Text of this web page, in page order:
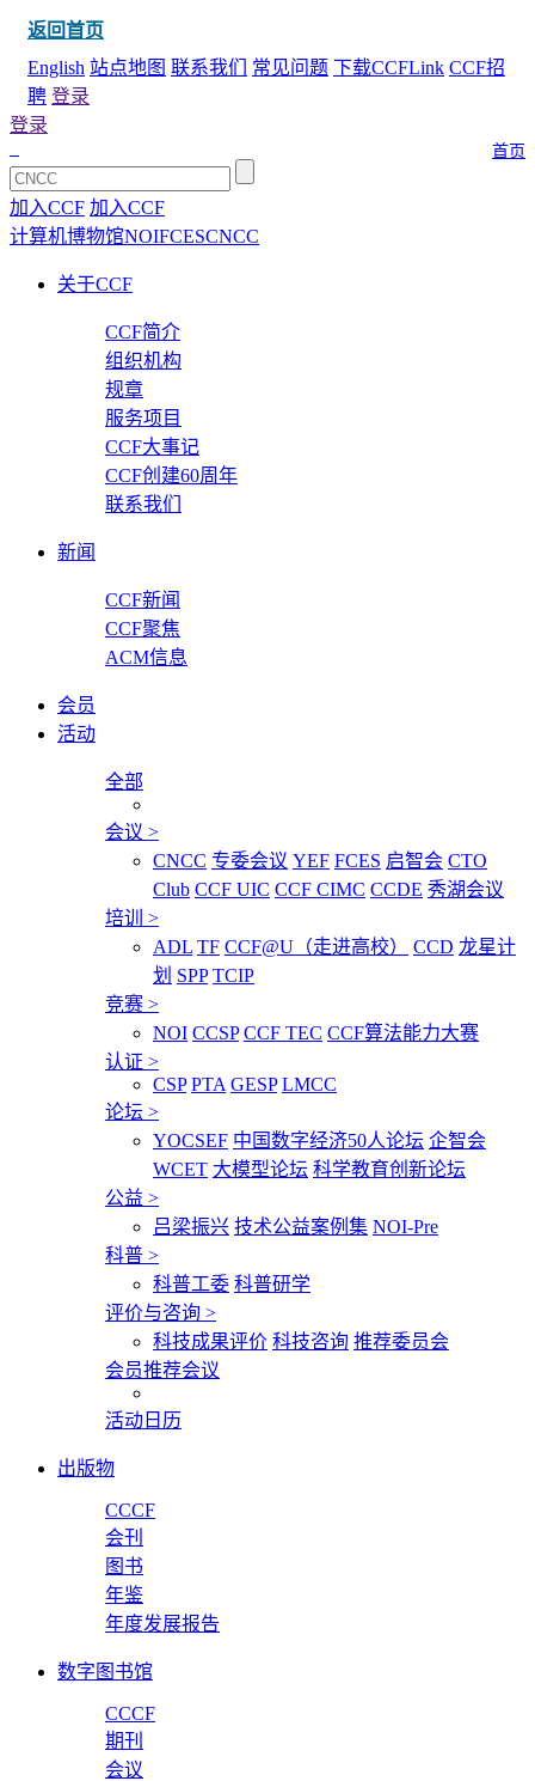
返回首页
English 站点地图 联系我们 常见问题 下载CCFLink CCF招
聘 登录
首页
登录
加入CCF 加入CCF
计算机博物馆NOIFCESCNCC
关于CCF
CCF简介
组织机构
规章
服务项目
CCF大事记
CCF创建60周年
联系我们
新闻
CCF新闻
CCF聚焦
ACM信息
会员
活动
全部
会议 >
CNCC 专委会议 YEF FCES 启智会 CTO
Club CCF UIC CCF CIMC CCDE 秀湖会议
培训 >
ADL TF CCF@U（走进高校） CCD 龙星计
划 SPP TCIP
竞赛 >
NOI CCSP CCF TEC CCF算法能力大赛
认证 >
CSP PTA GESP LMCC
论坛 >
YOCSEF 中国数字经济50人论坛 企智会
WCET 大模型论坛 科学教育创新论坛
公益 >
吕梁振兴 技术公益案例集 NOI-Pre
科普 >
科普工委 科普研学
评价与咨询 >
科技成果评价 科技咨询 推荐委员会
会员推荐会议
活动日历
出版物
CCCF
会刊
图书
年鉴
年度发展报告
数字图书馆
CCCF
期刊
会议